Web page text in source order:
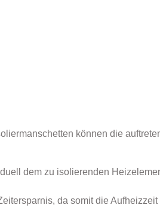
können die
dem zu isolierenden
da somit die Aufheizzeit